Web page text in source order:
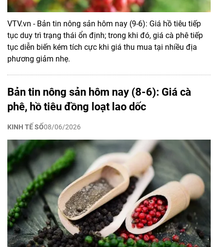
VTV.vn - Bản tin nông sản hôm nay (9-6): Giá hồ tiêu tiếp
tục duy trì trạng thái ổn định; trong khi đó, giá cà phê tiếp
tục diễn biến kém tích cực khi giá thu mua tại nhiều địa
phương giảm nhẹ.
Bản tin nông sản hôm nay (8-6): Giá cà
phê, hồ tiêu đồng loạt lao dốc
KINH TẾ SỐ08/06/2026